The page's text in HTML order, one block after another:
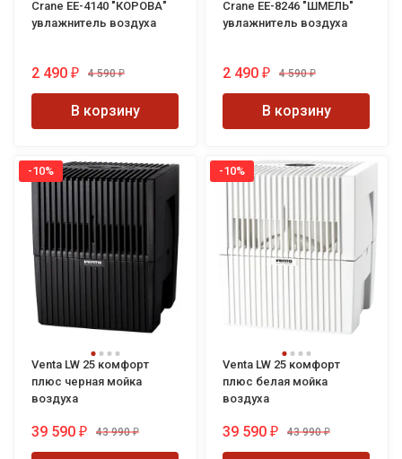
Crane EE-4140 "КОРОВА"
увлажнитель воздуха
2 490 ₽ 4 590 ₽
В корзину
Crane EE-8246 "ШМЕЛЬ"
увлажнитель воздуха
2 490 ₽ 4 590 ₽
В корзину
-10%
Venta LW 25 комфорт
плюс черная мойка
воздуха
39 590 ₽ 43 990 ₽
-10%
Venta LW 25 комфорт
плюс белая мойка
воздуха
39 590 ₽ 43 990 ₽